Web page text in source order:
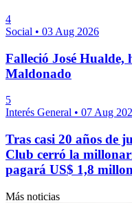
4
Social • 03 Aug 2026
Falleció José Hualde,
Maldonado
5
Interés General • 07 Aug
Tras casi 20 años de
Club cerró la
pagará US$ 1,8
Más noticias